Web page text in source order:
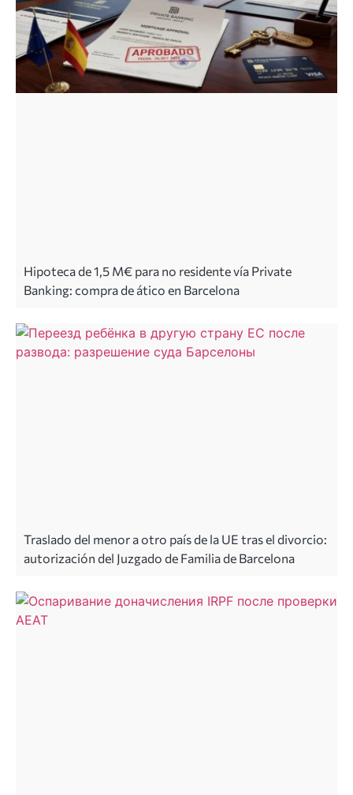
Hipoteca de 1,5 M€ para no residente vía Private
Banking: compra de ático en Barcelona
Traslado del menor a otro país de la UE tras el divorcio:
autorización del Juzgado de Familia de Barcelona